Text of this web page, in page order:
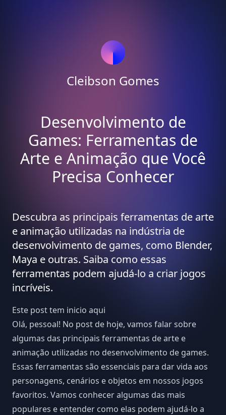
Cleibson Gomes
Desenvolvimento de
Games: Ferramentas de
Arte e Animação que Você
Precisa Conhecer
Descubra as principais ferramentas de arte
e animação utilizadas na indústria de
desenvolvimento de games, como Blender,
Maya e outras. Saiba como essas
ferramentas podem ajudá-lo a criar jogos
incríveis.
Este post tem inicio aqui
Olá, pessoal! No post de hoje, vamos falar sobre
algumas das principais ferramentas de arte e
animação utilizadas no desenvolvimento de games.
Essas ferramentas são essenciais para dar vida aos
personagens, cenários e objetos em nossos jogos
favoritos. Vamos conhecer algumas das mais
populares e entender como elas podem ajudá-lo a